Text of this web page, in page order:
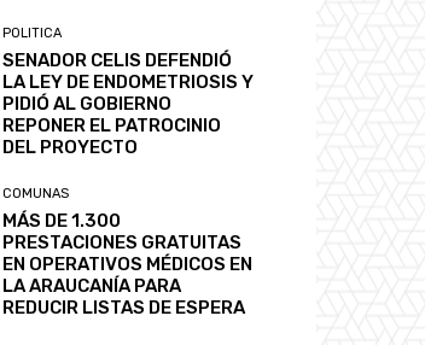
POLITICA
SENADOR CELIS DEFENDIÓ
LA LEY DE ENDOMETRIOSIS Y
PIDIÓ AL GOBIERNO
REPONER EL PATROCINIO
DEL PROYECTO
COMUNAS
MÁS DE 1.300
PRESTACIONES GRATUITAS
EN OPERATIVOS MÉDICOS EN
LA ARAUCANÍA PARA
REDUCIR LISTAS DE ESPERA